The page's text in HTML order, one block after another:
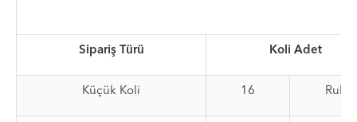
Sipariş Türü Koli Adet
Küçük Koli 16 Rulo